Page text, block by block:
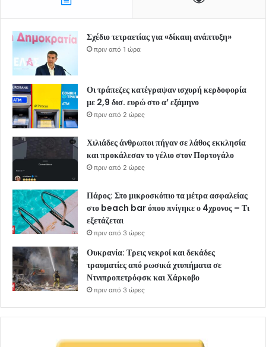
Σχέδιο τετραετίας για «δίκαιη ανάπτυξη»
πριν από 1 ώρα
Οι τράπεζες κατέγραψαν ισχυρή κερδοφορία
με 2,9 δισ. ευρώ στο α’ εξάμηνο
πριν από 2 ώρες
Χιλιάδες άνθρωποι πήγαν σε λάθος εκκλησία
και προκάλεσαν το γέλιο στον Πορτογάλο
πριν από 2 ώρες
Πάρος: Στο μικροσκόπιο τα μέτρα ασφαλείας
στο beach bar όπου πνίγηκε ο 4χρονος – Τι
εξετάζεται
πριν από 3 ώρες
Ουκρανία: Τρεις νεκροί και δεκάδες
τραυματίες από ρωσικά χτυπήματα σε
Ντνιπροπετρόφσκ και Χάρκοβο
πριν από 3 ώρες